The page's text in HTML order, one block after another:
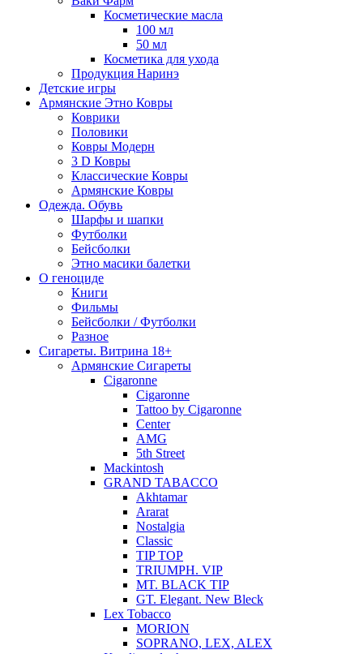
Косметические масла
100 мл
50 мл
Косметика для ухода
Продукция Наринэ
Детские игры
Армянские Этно Ковры
Коврики
Половики
Ковры Модерн
3 D Ковры
Классические Ковры
Армянские Ковры
Одежда. Обувь
Шарфы и шапки
Футболки
Бейсболки
Этно масики балетки
О геноциде
Книги
Фильмы
Бейсболки / Футболки
Разное
Сигареты. Витрина 18+
Армянские Сигареты
Cigaronne
Cigaronne
Tattoo by Cigaronne
Center
AMG
5th Street
Mackintosh
GRAND TABACCO
Akhtamar
Ararat
Nostalgia
Classic
TIP TOP
TRIUMPH. VIP
MT. BLACK TIP
GT. Elegant. New Bleck
Lex Tobacco
MORION
SOPRANO, LEX, ALEX